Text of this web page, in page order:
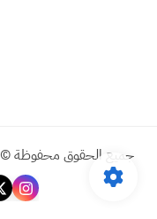
جميع الحقوق محفوظة ©